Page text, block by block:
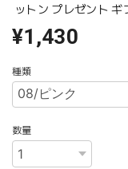
ットン プレゼント ギ
¥1,430
種類
数量